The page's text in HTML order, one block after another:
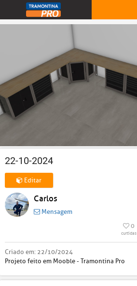
22-10-2024
Editar
Carlos
Mensagem
0
curtidas
Criado em: 22/10/2024
Projeto feito em Mooble - Tramontina Pro